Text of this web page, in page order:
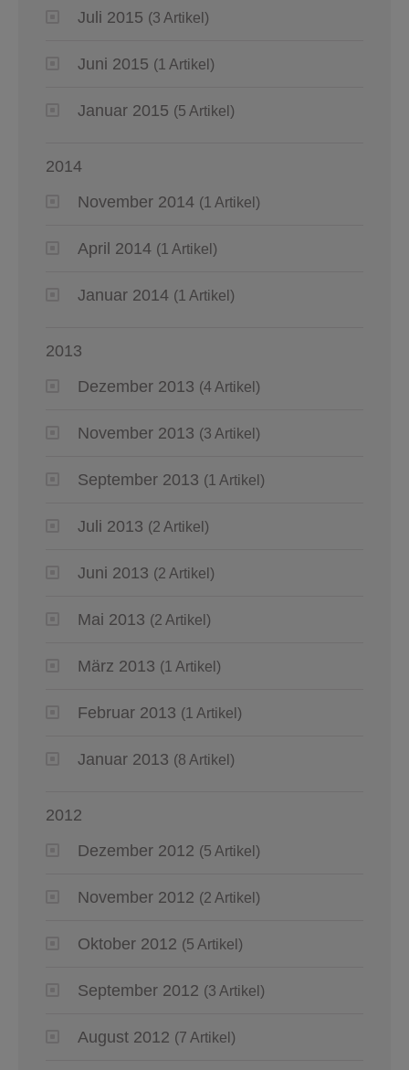
Juli 2015 (3 Artikel)
Juni 2015 (1 Artikel)
Januar 2015 (5 Artikel)
2014
November 2014 (1 Artikel)
April 2014 (1 Artikel)
Januar 2014 (1 Artikel)
2013
Dezember 2013 (4 Artikel)
November 2013 (3 Artikel)
September 2013 (1 Artikel)
Juli 2013 (2 Artikel)
Juni 2013 (2 Artikel)
Mai 2013 (2 Artikel)
März 2013 (1 Artikel)
Februar 2013 (1 Artikel)
Januar 2013 (8 Artikel)
2012
Dezember 2012 (5 Artikel)
November 2012 (2 Artikel)
Oktober 2012 (5 Artikel)
September 2012 (3 Artikel)
August 2012 (7 Artikel)